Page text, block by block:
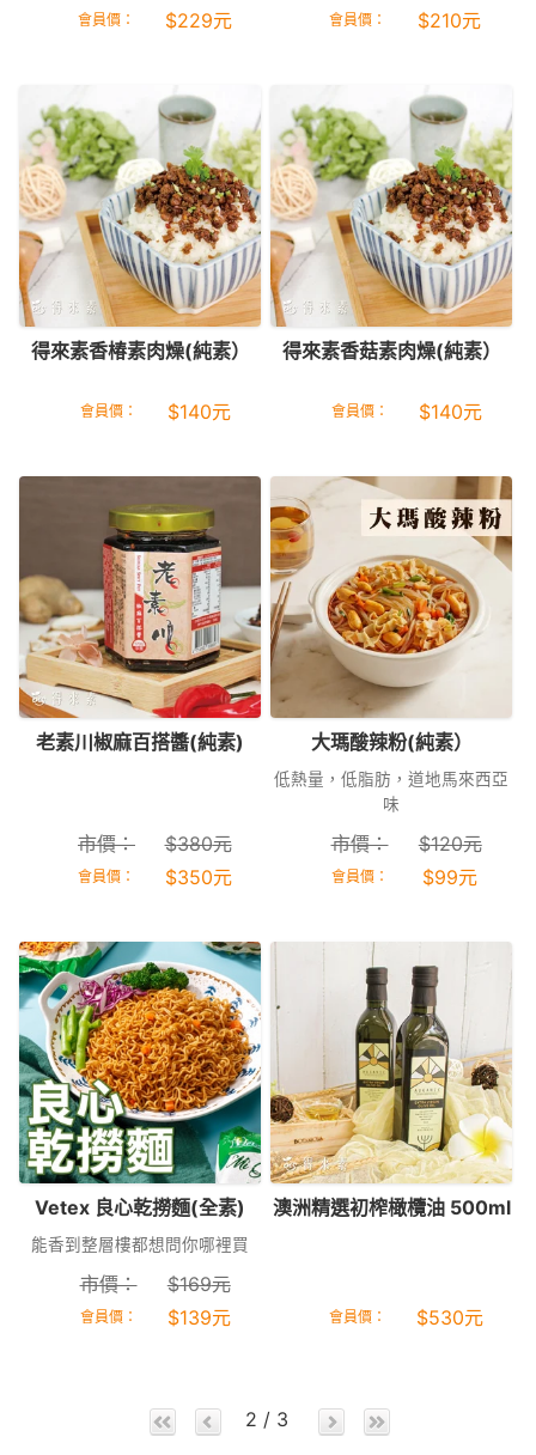
會員價： $229元 會員價： $210元
得來素香椿素肉燥(純素）
會員價： $140元
得來素香菇素肉燥(純素）
會員價： $140元
老素川椒麻百搭醬(純素)
市價： $380元
會員價： $350元
大瑪酸辣粉(純素）
低熱量，低脂肪，道地馬來西亞
味
市價： $120元
會員價： $99元
Vetex 良心乾撈麵(全素)
能香到整層樓都想問你哪裡買
市價： $169元
會員價： $139元
澳洲精選初榨橄欖油 500ml
會員價： $530元
2 / 3